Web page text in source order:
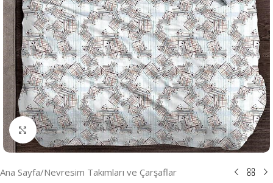
Resmi Büyüt
Ana Sayfa/Nevresim Takımları ve Çarşaflar